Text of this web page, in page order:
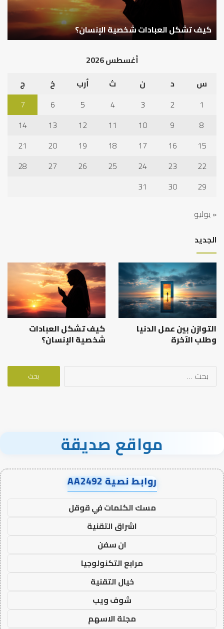
أهم أسباب عدم استجابة الدعاء
أغسطس 2026
س
د ن ث أرب خ
ج
1
2
3
4
5
6
7
8
9
10
11
12
13
14
15
16
17
18
19
20
21
22
23
24
25
26
27
28
29
30
31
« يوليو
الجديد
التوازن بين عمل الدنيا
وطلب الآخرة
كيف تشكل العبادات
شخصية الإنسان؟
البحث
مواقع صديقة
روابط نصية AA2492
مسك الكلمات في قوقل
اشراق التقنية
ان سفن
مرابع التكنولوجيا
خيال التقنية
شوف ويب
مجلة الاسهم